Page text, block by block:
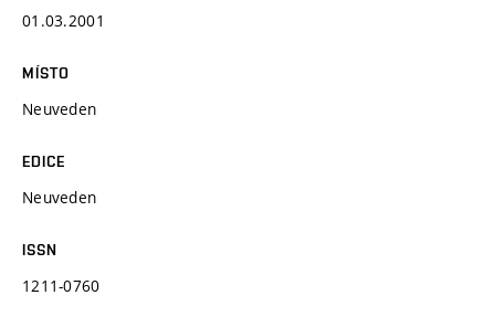
01.03.2001
MÍSTO
Neuveden
EDICE
Neuveden
ISSN
1211-0760